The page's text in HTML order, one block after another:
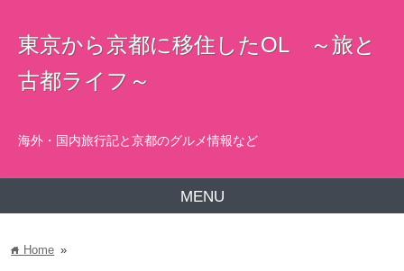
東京から京都に移住したOL ～旅と
古都ライフ～
海外・国内旅行記と京都のグルメ情報など
MENU
home Home »